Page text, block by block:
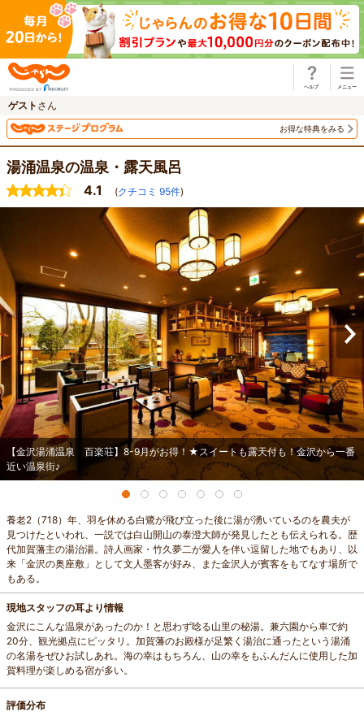
ゲスト さん
お得な特典をみる
湯涌温泉の温泉・露天風呂
4.1 (クチコミ 95件)
【金沢湯涌温泉 百楽荘】8-9月がお得！★スイートも露天付も！金沢から一番
近い温泉街♪
養老2（718）年、羽を休める白鷺が飛び立った後に湯が湧いているのを農夫が
見つけたといわれ、一説では白山開山の泰澄大師が発見したとも伝えられる。歴
代加賀藩主の湯治湯。詩人画家・竹久夢二が愛人を伴い逗留した地でもあり、以
来「金沢の奥座敷」として文人墨客が好み、また金沢人が賓客をもてなす場所で
もある。
現地スタッフの耳より情報
金沢にこんな温泉があったのか！と思わず唸る山里の秘湯。兼六園から車で約
20分、観光拠点にピッタリ。加賀藩のお殿様が足繁く湯治に通ったという湯涌
の名湯をぜひお試しあれ。海の幸はもちろん、山の幸をもふんだんに使用した加
賀料理が楽しめる宿が多い。
評価分布